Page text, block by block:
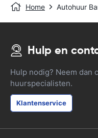
Home Autohuur
Hulp en
Hulp nodig? Neem dan
huurspecialisten.
Klantenservice